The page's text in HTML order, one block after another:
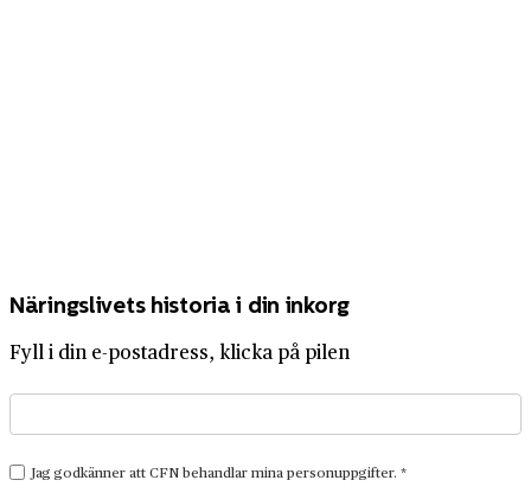
Näringslivets historia i din inkorg
Fyll i din e-postadress, klicka på pilen